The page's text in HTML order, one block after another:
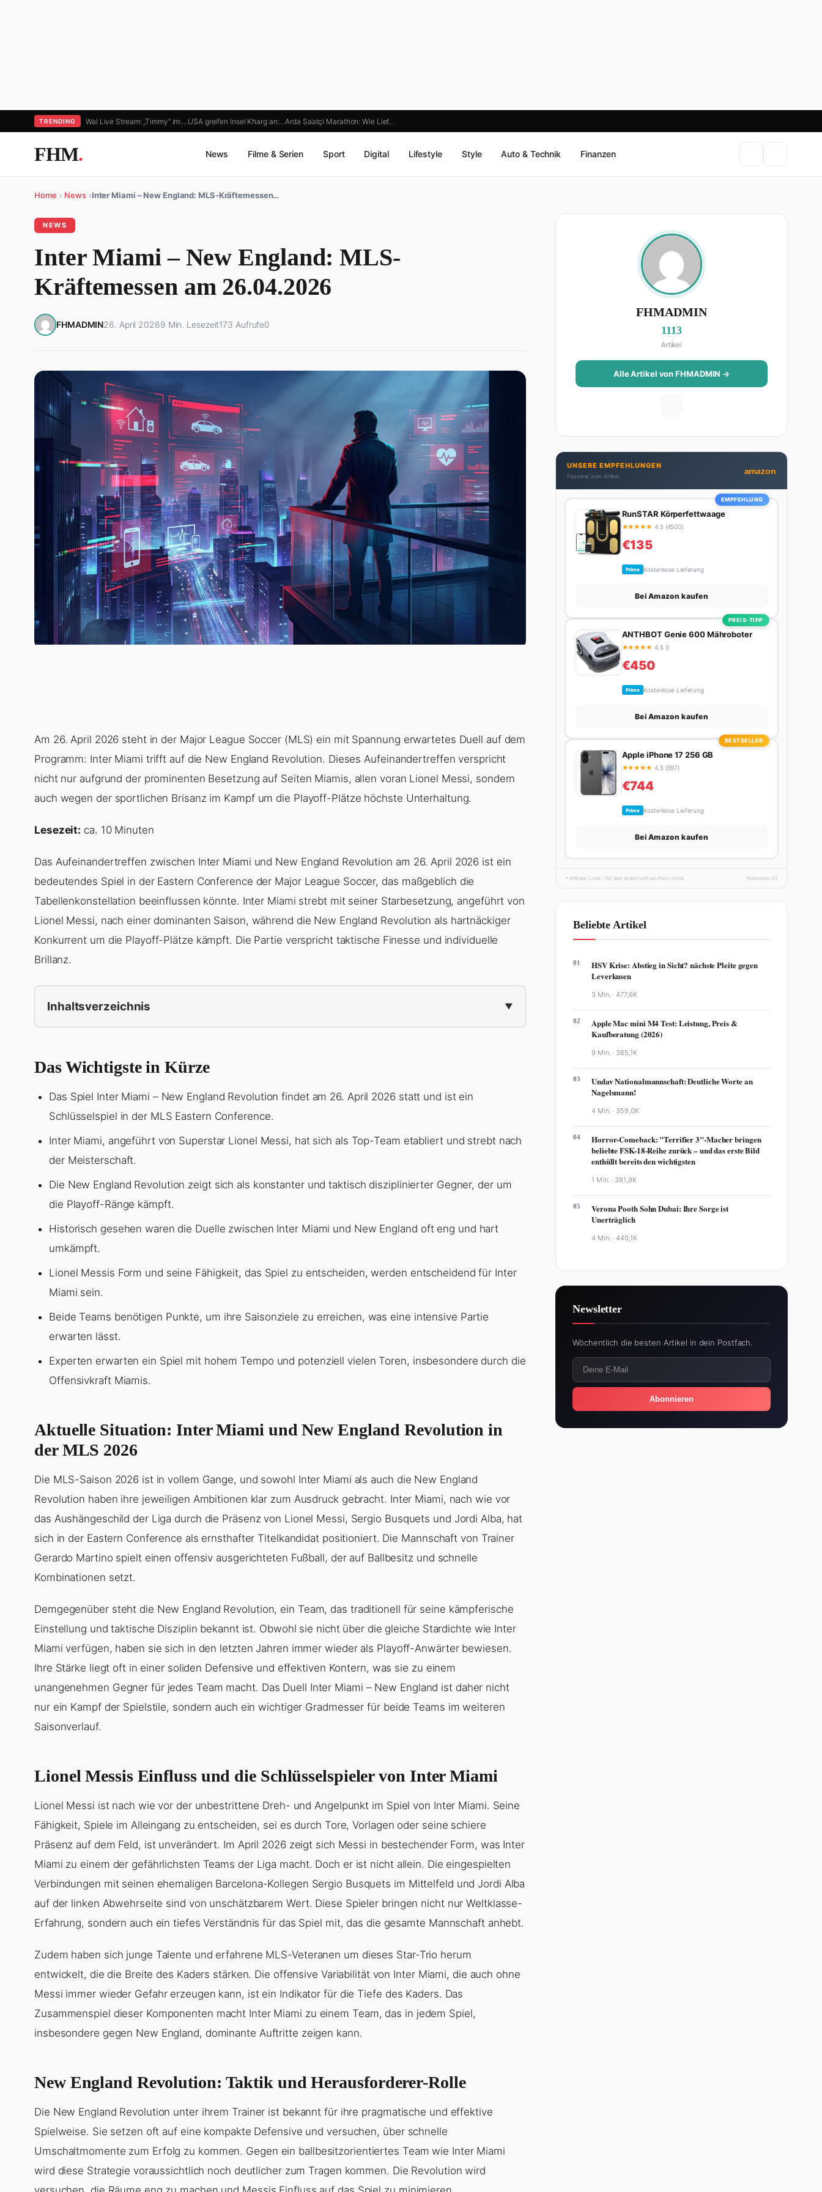
TRENDING Wal Live Stream: „Timmy“ im:… USA greifen Insel Kharg an:… Arda Saatçi Marathon: Wie Lief…
FHM. News Filme & Serien Sport Digital Lifestyle Style Auto & Technik Finanzen
Home › News ›Inter Miami – New England: MLS-Kräftemessen…
NEWS
Inter Miami – New England: MLS-
Kräftemessen am 26.04.2026
FHMADMIN26. April 20269 Min. Lesezeit173 Aufrufe0
Am 26. April 2026 steht in der Major League Soccer (MLS) ein mit Spannung erwartetes Duell auf dem
Programm: Inter Miami trifft auf die New England Revolution. Dieses Aufeinandertreffen verspricht
nicht nur aufgrund der prominenten Besetzung auf Seiten Miamis, allen voran Lionel Messi, sondern
auch wegen der sportlichen Brisanz im Kampf um die Playoff-Plätze höchste Unterhaltung.
Lesezeit: ca. 10 Minuten
Das Aufeinandertreffen zwischen Inter Miami und New England Revolution am 26. April 2026 ist ein
bedeutendes Spiel in der Eastern Conference der Major League Soccer, das maßgeblich die
Tabellenkonstellation beeinflussen könnte. Inter Miami strebt mit seiner Starbesetzung, angeführt von
Lionel Messi, nach einer dominanten Saison, während die New England Revolution als hartnäckiger
Konkurrent um die Playoff-Plätze kämpft. Die Partie verspricht taktische Finesse und individuelle
Brillanz.
Inhaltsverzeichnis
Das Wichtigste in Kürze
Das Spiel Inter Miami – New England Revolution findet am 26. April 2026 statt und ist ein
Schlüsselspiel in der MLS Eastern Conference.
Inter Miami, angeführt von Superstar Lionel Messi, hat sich als Top-Team etabliert und strebt nach
der Meisterschaft.
Die New England Revolution zeigt sich als konstanter und taktisch disziplinierter Gegner, der um
die Playoff-Ränge kämpft.
Historisch gesehen waren die Duelle zwischen Inter Miami und New England oft eng und hart
umkämpft.
Lionel Messis Form und seine Fähigkeit, das Spiel zu entscheiden, werden entscheidend für Inter
Miami sein.
Beide Teams benötigen Punkte, um ihre Saisonziele zu erreichen, was eine intensive Partie
erwarten lässt.
Experten erwarten ein Spiel mit hohem Tempo und potenziell vielen Toren, insbesondere durch die
Offensivkraft Miamis.
Aktuelle Situation: Inter Miami und New England Revolution in
der MLS 2026
Die MLS-Saison 2026 ist in vollem Gange, und sowohl Inter Miami als auch die New England
Revolution haben ihre jeweiligen Ambitionen klar zum Ausdruck gebracht. Inter Miami, nach wie vor
das Aushängeschild der Liga durch die Präsenz von Lionel Messi, Sergio Busquets und Jordi Alba, hat
sich in der Eastern Conference als ernsthafter Titelkandidat positioniert. Die Mannschaft von Trainer
Gerardo Martino spielt einen offensiv ausgerichteten Fußball, der auf Ballbesitz und schnelle
Kombinationen setzt.
Demgegenüber steht die New England Revolution, ein Team, das traditionell für seine kämpferische
Einstellung und taktische Disziplin bekannt ist. Obwohl sie nicht über die gleiche Stardichte wie Inter
Miami verfügen, haben sie sich in den letzten Jahren immer wieder als Playoff-Anwärter bewiesen.
Ihre Stärke liegt oft in einer soliden Defensive und effektiven Kontern, was sie zu einem
unangenehmen Gegner für jedes Team macht. Das Duell Inter Miami – New England ist daher nicht
nur ein Kampf der Spielstile, sondern auch ein wichtiger Gradmesser für beide Teams im weiteren
Saisonverlauf.
Lionel Messis Einfluss und die Schlüsselspieler von Inter Miami
Lionel Messi ist nach wie vor der unbestrittene Dreh- und Angelpunkt im Spiel von Inter Miami. Seine
Fähigkeit, Spiele im Alleingang zu entscheiden, sei es durch Tore, Vorlagen oder seine schiere
Präsenz auf dem Feld, ist unverändert. Im April 2026 zeigt sich Messi in bestechender Form, was Inter
Miami zu einem der gefährlichsten Teams der Liga macht. Doch er ist nicht allein. Die eingespielten
Verbindungen mit seinen ehemaligen Barcelona-Kollegen Sergio Busquets im Mittelfeld und Jordi Alba
auf der linken Abwehrseite sind von unschätzbarem Wert. Diese Spieler bringen nicht nur Weltklasse-
Erfahrung, sondern auch ein tiefes Verständnis für das Spiel mit, das die gesamte Mannschaft anhebt.
Zudem haben sich junge Talente und erfahrene MLS-Veteranen um dieses Star-Trio herum
entwickelt, die die Breite des Kaders stärken. Die offensive Variabilität von Inter Miami, die auch ohne
Messi immer wieder Gefahr erzeugen kann, ist ein Indikator für die Tiefe des Kaders. Das
Zusammenspiel dieser Komponenten macht Inter Miami zu einem Team, das in jedem Spiel,
insbesondere gegen New England, dominante Auftritte zeigen kann.
New England Revolution: Taktik und Herausforderer-Rolle
Die New England Revolution unter ihrem Trainer ist bekannt für ihre pragmatische und effektive
Spielweise. Sie setzen oft auf eine kompakte Defensive und versuchen, über schnelle
Umschaltmomente zum Erfolg zu kommen. Gegen ein ballbesitzorientiertes Team wie Inter Miami
wird diese Strategie voraussichtlich noch deutlicher zum Tragen kommen. Die Revolution wird
FHMADMIN
1113
Artikel
Alle Artikel von FHMADMIN →
UNSERE EMPFEHLUNGEN
Passend zum Artikel
amazon
EMPFEHLUNG
RunSTAR Körperfettwaage
★★★★★ 4.5 (4500)
€135
Prime Kostenlose Lieferung
Bei Amazon kaufen
PREIS-TIPP
ANTHBOT Genie 600 Mähroboter
★★★★★ 4.5 ()
€450
Prime Kostenlose Lieferung
Bei Amazon kaufen
BESTSELLER
Apple iPhone 17 256 GB
★★★★★ 4.5 (597)
€744
Prime Kostenlose Lieferung
Bei Amazon kaufen
* Affiliate-Links – für dich ändert sich am Preis nichts. fhmonline-21
Beliebte Artikel
01
HSV Krise: Abstieg in Sicht? nächste Pleite gegen
Leverkusen
3 Min. ·477,6K
02
Apple Mac mini M4 Test: Leistung, Preis &
Kaufberatung (2026)
9 Min. · 385,1K
03
Undav Nationalmannschaft: Deutliche Worte an
Nagelsmann!
4 Min. · 359,0K
04
Horror-Comeback: "Terrifier 3"-Macher bringen
beliebte FSK-18-Reihe zurück – und das erste Bild
enthüllt bereits den wichtigsten
1 Min. · 381,9K
05
Verona Pooth Sohn Dubai: Ihre Sorge ist
Unerträglich
4 Min. ·440,1K
Newsletter
Wöchentlich die besten Artikel in dein Postfach.
Abonnieren